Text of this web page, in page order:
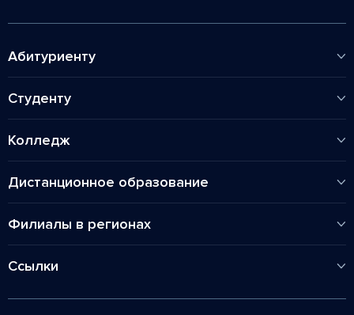
Абитуриенту
Высшее
Магистратура
Общежитие
Студенту
Факультет Управления
Аспирантура
Карьера
Колледж
Специальности
Стоимость обучения
Дистанционное образование
Процесс обучения
Вопросы - ответы
Филиалы в регионах
Сергиев Посад
Ссылки
Новости